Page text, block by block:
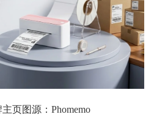
主页图源：Phomemo